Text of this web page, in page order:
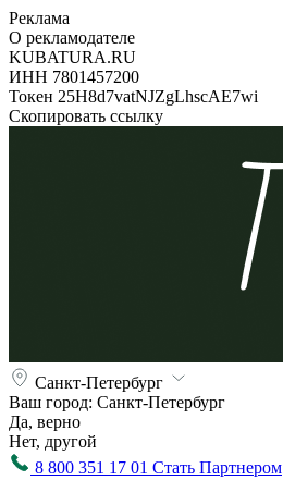
Реклама
О рекламодателе
KUBATURA.RU
ИНН 7801457200
Токен 25H8d7vatNJZgLhscAE7wi
Скопировать ссылку
Санкт-Петербург
Ваш город: Санкт-Петербург
Да, верно
Нет, другой
8 800 351 17 01 Стать Партнером